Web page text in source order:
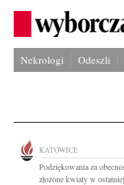
Nekrologi Odeszli
KATOWICE
Podziękowania za
złożone kwiaty w